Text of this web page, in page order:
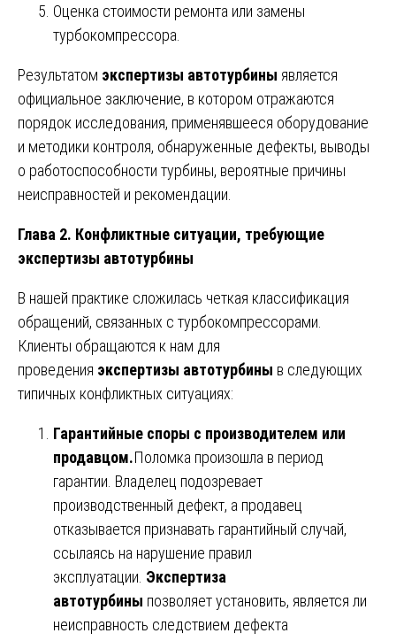
Оценка стоимости ремонта или замены
турбокомпрессора.
Результатом экспертизы автотурбины является
официальное заключение, в котором отражаются
порядок исследования, применявшееся оборудование
и методики контроля, обнаруженные дефекты, выводы
о работоспособности турбины, вероятные причины
неисправностей и рекомендации.
Глава 2. Конфликтные ситуации, требующие
экспертизы автотурбины
В нашей практике сложилась четкая классификация
обращений, связанных с турбокомпрессорами.
Клиенты обращаются к нам для
проведения экспертизы автотурбины в следующих
типичных конфликтных ситуациях:
Гарантийные споры с производителем или
продавцом.Поломка произошла в период
гарантии. Владелец подозревает
производственный дефект, а продавец
отказывается признавать гарантийный случай,
ссылаясь на нарушение правил
эксплуатации. Экспертиза
автотурбины позволяет установить, является ли
неисправность следствием дефекта